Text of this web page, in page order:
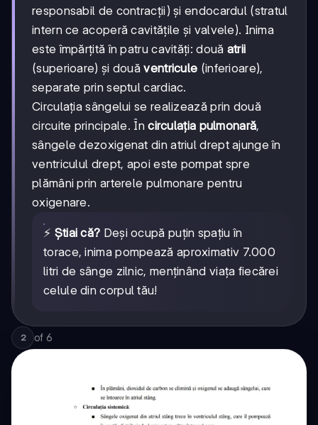
responsabil de contracții) și endocardul (stratul
intern ce acoperă cavitățile și valvele). Inima
este împărțită în patru cavități: două atrii
(superioare) și douăventricule (inferioare),
separate prin septul cardiac.
Circulația sângelui se realizează prin două
circuite principale. Încirculația pulmonară,
sângele dezoxigenat din atriul drept ajunge în
ventriculul drept, apoi este pompat spre
plămâni prin arterele pulmonare pentru
oxigenare.
⚡ Știai că? Deși ocupă puțin spațiu în
torace, inima pompează aproximativ 7.000
litri de sânge zilnic, menținând viața fiecărei
celule din corpul tău!
2 of 6